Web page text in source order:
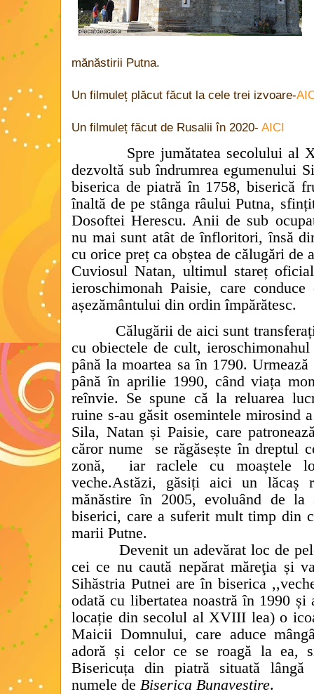
mănăstirii Putna.
Un filmuleț plăcut făcut la cele trei izvoare-
Un filmuleț făcut de Rusalii în 2020- AICI
Spre jumătatea secolului al
dezvoltă sub îndrumrea egumenului
biserica de piatră în 1758, biserică
înaltă de pe stânga râului Putna,
Dosoftei Herescu. Anii de sub
nu mai sunt atât de înfloritori, însă
cu orice preț ca obștea de călugări de
Cuviosul Natan, ultimul stareț
ieroschimonah Paisie, care
așezământului din ordin împărătesc.
Călugării de aici sunt
cu obiectele de cult,
până la moartea sa în 1790.
până în aprilie 1990, când viața
reînvie. Se spune că la reluarea
ruine s-au găsit osemintele mirosind
Sila, Natan și Paisie, care
căror nume
se răgăsește în dreptul
zonă,
iar raclele cu moaștele
veche.Astăzi, găsiți aici un lăcaș
mănăstire în 2005, evoluând de
biserici, care a suferit mult timp din
marii Putne.
Devenit un adevărat loc de
cei ce nu caută nepărat măreţia și
Sihăstria Putnei are în biserica
odată cu libertatea noastră în 1990 și
locație din secolul al XVIII lea) o
Maicii Domnului, care aduce
adoră și celor ce se roagă la ea,
Bisericuța din piatră situată lângă
numele de Biserica Bunavestire.